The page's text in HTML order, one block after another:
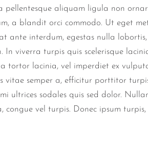
aliquam ligula non
a blandit orci commodo. Ut eget
ante interdum, egestas nulla
viverra turpis quis scelerisque
tortor lacinia, vel imperdiet ex
vitae semper a, efficitur porttitor
ultrices sodales quis sed dolor.
vel turpis. Donec ipsum turpis,